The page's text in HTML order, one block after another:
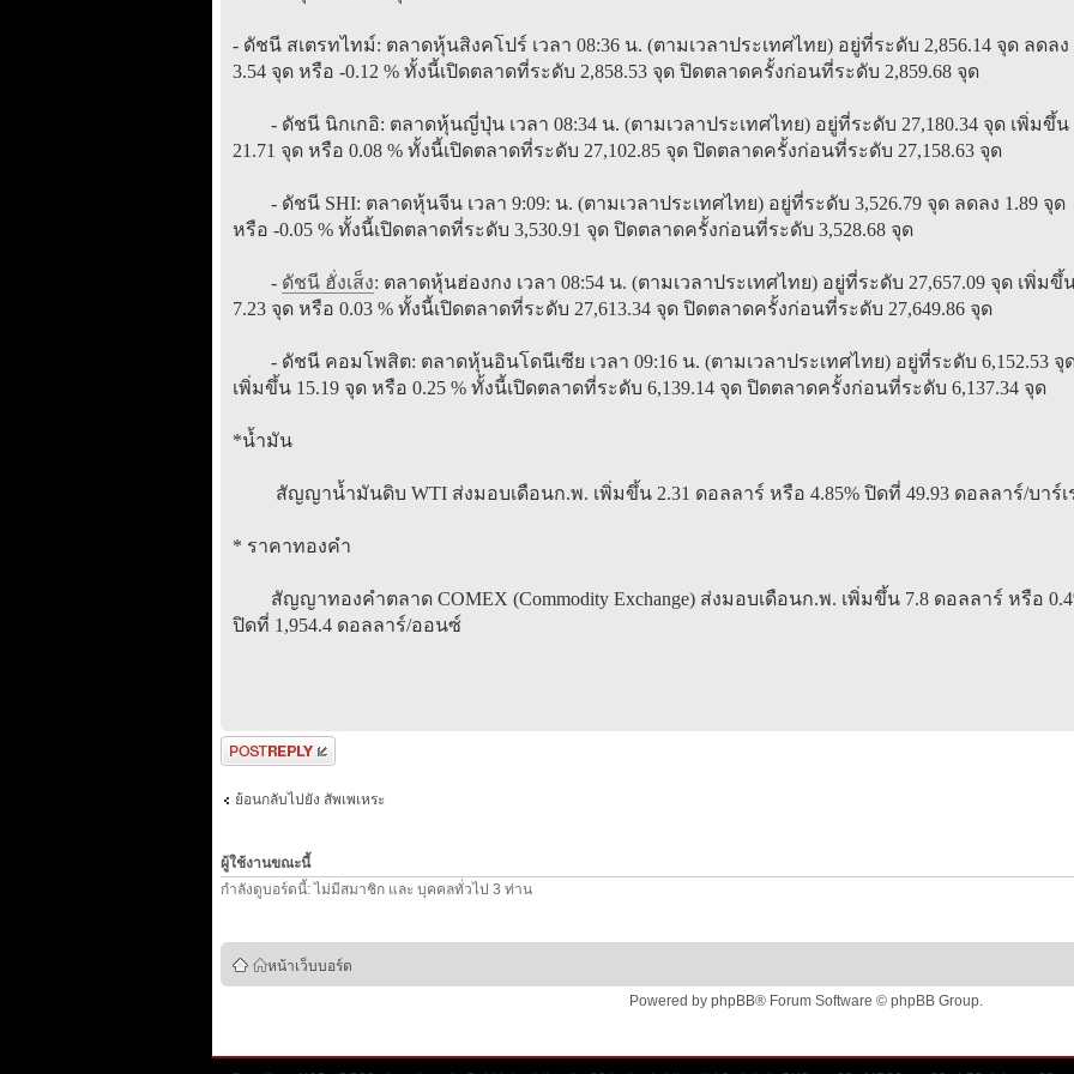
- ดัชนี สเตรทไทม์: ตลาดหุ้นสิงคโปร์ เวลา 08:36 น. (ตามเวลาประเทศไทย) อยู่ที่ระดับ 2,856.14 จุด ลดลง
3.54 จุด หรือ -0.12 % ทั้งนี้เปิดตลาดที่ระดับ 2,858.53 จุด ปิดตลาดครั้งก่อนที่ระดับ 2,859.68 จุด
- ดัชนี นิกเกอิ: ตลาดหุ้นญี่ปุ่น เวลา 08:34 น. (ตามเวลาประเทศไทย) อยู่ที่ระดับ 27,180.34 จุด เพิ่มขึ้น
21.71 จุด หรือ 0.08 % ทั้งนี้เปิดตลาดที่ระดับ 27,102.85 จุด ปิดตลาดครั้งก่อนที่ระดับ 27,158.63 จุด
- ดัชนี SHI: ตลาดหุ้นจีน เวลา 9:09: น. (ตามเวลาประเทศไทย) อยู่ที่ระดับ 3,526.79 จุด ลดลง 1.89 จุด
หรือ -0.05 % ทั้งนี้เปิดตลาดที่ระดับ 3,530.91 จุด ปิดตลาดครั้งก่อนที่ระดับ 3,528.68 จุด
- ดัชนี ฮั่งเส็ง: ตลาดหุ้นฮ่องกง เวลา 08:54 น. (ตามเวลาประเทศไทย) อยู่ที่ระดับ 27,657.09 จุด เพิ่มขึ้
7.23 จุด หรือ 0.03 % ทั้งนี้เปิดตลาดที่ระดับ 27,613.34 จุด ปิดตลาดครั้งก่อนที่ระดับ 27,649.86 จุด
- ดัชนี คอมโพสิต: ตลาดหุ้นอินโดนีเซีย เวลา 09:16 น. (ตามเวลาประเทศไทย) อยู่ที่ระดับ 6,152.53 จุ
เพิ่มขึ้น 15.19 จุด หรือ 0.25 % ทั้งนี้เปิดตลาดที่ระดับ 6,139.14 จุด ปิดตลาดครั้งก่อนที่ระดับ 6,137.34 จุด
*น้ำมัน
สัญญาน้ำมันดิบ WTI ส่งมอบเดือนก.พ. เพิ่มขึ้น 2.31 ดอลลาร์ หรือ 4.85% ปิดที่ 49.93 ดอลลาร์/บาร์เ
* ราคาทองคำ
สัญญาทองคำตลาด COMEX (Commodity Exchange) ส่งมอบเดือนก.พ. เพิ่มขึ้น 7.8 ดอลลาร์ หรือ
ปิดที่ 1,954.4 ดอลลาร์/ออนซ์
ตอบกระทู้
ย้อนกลับไปยัง สัพเพเหระ
ผู้ใช้งานขณะนี้
กำลังดูบอร์ดนี้: ไม่มีสมาชิก และ บุคคลทั่วไป 3 ท่าน
หน้าเว็บบอร์ด
Powered by phpBB® Forum Software © phpBB Group.